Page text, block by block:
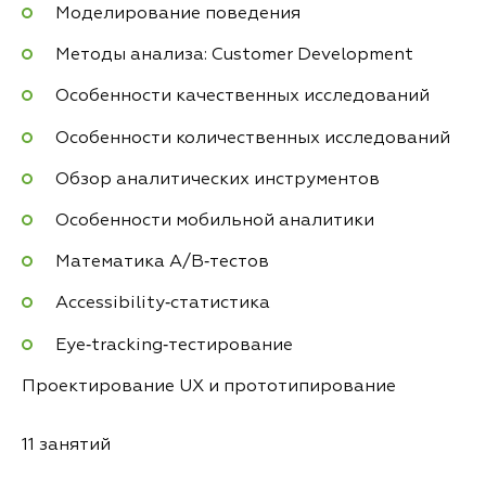
Моделирование поведения
Методы анализа: Customer Development
Особенности качественных исследований
Особенности количественных исследований
Обзор аналитических инструментов
Особенности мобильной аналитики
Математика A/B‑тестов
Accessibility‑статистика
Eye‑tracking‑тестирование
Проектирование UX и прототипирование
11 занятий